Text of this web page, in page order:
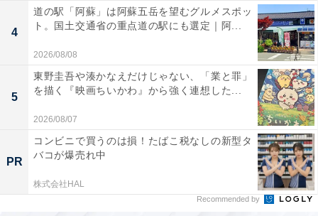
スマホアプリから遠隔でステータスを確認できるの
が想像以上に便利で驚きました
停電対策のUPS機能が付いているのでデスク周りに
設置しておくだけで安心感が違います
車中泊やアウトドアを気軽に楽しみたい人や、万が一の
4
道の駅「阿蘇」は阿蘇五岳を望むグルメスポッ
ト。国土交通省の重点道の駅にも選定｜阿...
2026/08/08
5
東野圭吾や湊かなえだけじゃない、「業と罪」
を描く『映画ちいかわ』から強く連想した...
2026/08/07
PR
コンビニで買うのは損！たばこ税なしの新型タ
バコが爆売れ中
株式会社HAL
Recommended by